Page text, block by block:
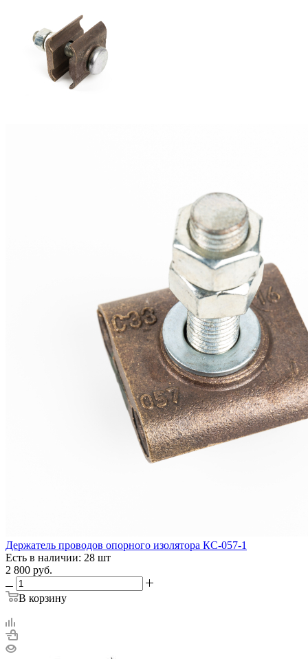
Держатель проводов опорного изолятора КС-057-1
Есть в наличии: 28 шт
2 800 руб.
В корзину